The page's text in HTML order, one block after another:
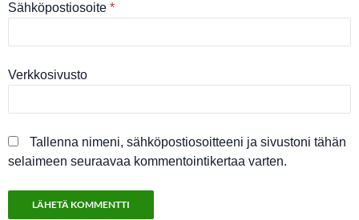
Sähköpostiosoite *
Verkkosivusto
Tallenna nimeni, sähköpostiosoitteeni ja sivustoni tähän
selaimeen seuraavaa kommentointikertaa varten.